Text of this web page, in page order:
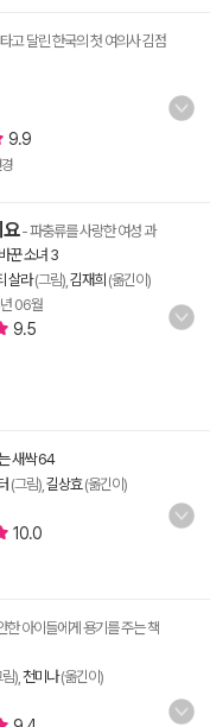
고 달린 한국의 첫 여의사 김점
9.9
요- 파충류를 사랑한 여성 과
꾼 소녀 3
살라(그림), 김재희 (옮긴이)
06월
9.5
새싹 64
(그림), 길상효(옮긴이)
10.0
한 아이들에게 용기를 주는 책
), 천미나(옮긴이)